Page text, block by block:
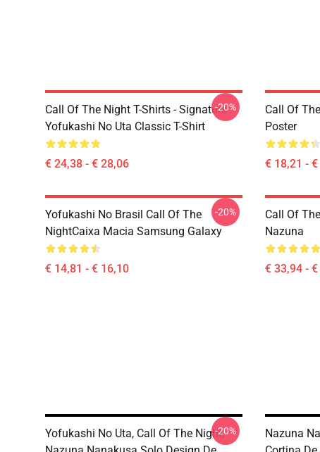
Call Of The Night T-Shirts - Signature
Yofukashi No Uta Classic T-Shirt
€ 24,38 - € 28,06
-20%
Call Of
Poster
€ 18,21 -
Yofukashi No Brasil Call Of The
NightCaixa Macia Samsung Galaxy
€ 14,81 - € 16,10
-20%
Call Of
Nazuna
€ 33,94 -
Yofukashi No Uta, Call Of The Night,-20%
Nazuna